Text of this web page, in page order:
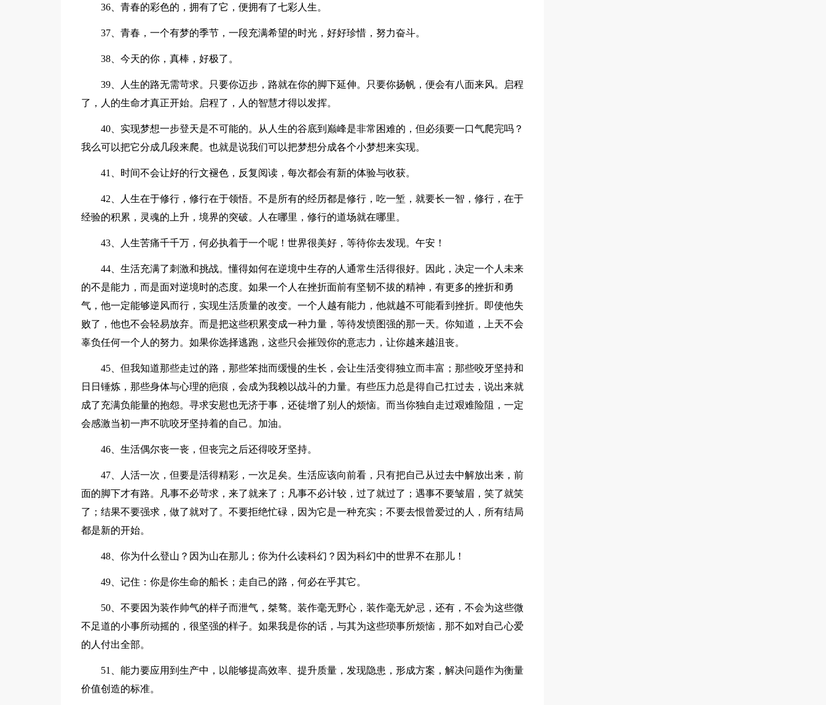
36、青春的彩色的，拥有了它，便拥有了七彩人生。
37、青春，一个有梦的季节，一段充满希望的时光，好好珍惜，努力奋斗。
38、今天的你，真棒，好极了。
39、人生的路无需苛求。只要你迈步，路就在你的脚下延伸。只要你扬帆，便会有八面来风。启程
了，人的生命才真正开始。启程了，人的智慧才得以发挥。
40、实现梦想一步登天是不可能的。从人生的谷底到巅峰是非常困难的，但必须要一口气爬完吗？
我么可以把它分成几段来爬。也就是说我们可以把梦想分成各个小梦想来实现。
41、时间不会让好的行文褪色，反复阅读，每次都会有新的体验与收获。
42、人生在于修行，修行在于领悟。不是所有的经历都是修行，吃一堑，就要长一智，修行，在于
经验的积累，灵魂的上升，境界的突破。人在哪里，修行的道场就在哪里。
43、人生苦痛千千万，何必执着于一个呢！世界很美好，等待你去发现。午安！
44、生活充满了刺激和挑战。懂得如何在逆境中生存的人通常生活得很好。因此，决定一个人未来
的不是能力，而是面对逆境时的态度。如果一个人在挫折面前有坚韧不拔的精神，有更多的挫折和勇
气，他一定能够逆风而行，实现生活质量的改变。一个人越有能力，他就越不可能看到挫折。即使他失
败了，他也不会轻易放弃。而是把这些积累变成一种力量，等待发愤图强的那一天。你知道，上天不会
辜负任何一个人的努力。如果你选择逃跑，这些只会摧毁你的意志力，让你越来越沮丧。
45、但我知道那些走过的路，那些笨拙而缓慢的生长，会让生活变得独立而丰富；那些咬牙坚持和
日日锤炼，那些身体与心理的疤痕，会成为我赖以战斗的力量。有些压力总是得自己扛过去，说出来就
成了充满负能量的抱怨。寻求安慰也无济于事，还徒增了别人的烦恼。而当你独自走过艰难险阻，一定
会感激当初一声不吭咬牙坚持着的自己。加油。
46、生活偶尔丧一丧，但丧完之后还得咬牙坚持。
47、人活一次，但要是活得精彩，一次足矣。生活应该向前看，只有把自己从过去中解放出来，前
面的脚下才有路。凡事不必苛求，来了就来了；凡事不必计较，过了就过了；遇事不要皱眉，笑了就笑
了；结果不要强求，做了就对了。不要拒绝忙碌，因为它是一种充实；不要去恨曾爱过的人，所有结局
都是新的开始。
48、你为什么登山？因为山在那儿；你为什么读科幻？因为科幻中的世界不在那儿！
49、记住：你是你生命的船长；走自己的路，何必在乎其它。
50、不要因为装作帅气的样子而泄气，桀骜。装作毫无野心，装作毫无妒忌，还有，不会为这些微
不足道的小事所动摇的，很坚强的样子。如果我是你的话，与其为这些琐事所烦恼，那不如对自己心爱
的人付出全部。
51、能力要应用到生产中，以能够提高效率、提升质量，发现隐患，形成方案，解决问题作为衡量
价值创造的标准。